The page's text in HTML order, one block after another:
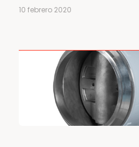
10 febrero 2020